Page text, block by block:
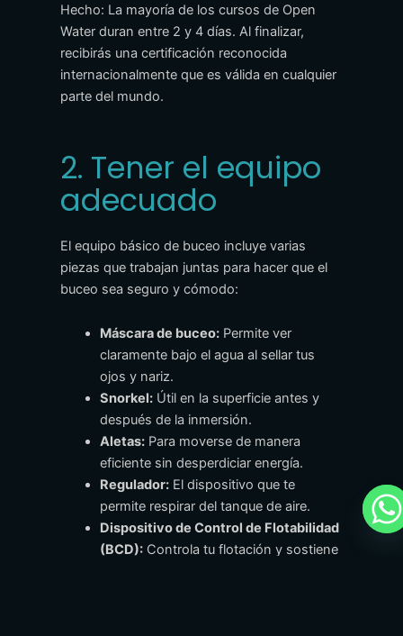
Hecho: La mayoría de los cursos de Open
Water duran entre 2 y 4 días. Al finalizar,
recibirás una certificación reconocida
internacionalmente que es válida en cualquier
parte del mundo.
2. Tener el equipo
adecuado
El equipo básico de buceo incluye varias
piezas que trabajan juntas para hacer que el
buceo sea seguro y cómodo:
Máscara de buceo:Permite ver
claramente bajo el agua al sellar tus
ojos y nariz.
Snorkel:Útil en la superficie antes y
después de la inmersión.
Aletas:Para moverse de manera
eficiente sin desperdiciar energía.
Regulador:El dispositivo que te
permite respirar del tanque de aire.
Dispositivo de Control de Flotabilidad
(BCD):Controla tu flotación y sostiene